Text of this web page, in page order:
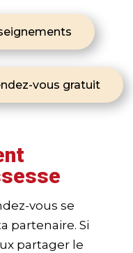
vous gratuit
vous se
partenaire. Si
partager le